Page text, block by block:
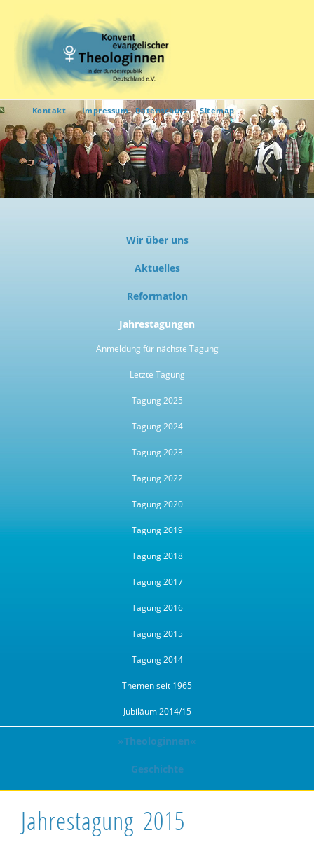
Kontakt Impressum Datenschutz Sitemap
Wir über uns
Aktuelles
Reformation
Jahrestagungen
Anmeldung für nächste Tagung
Letzte Tagung
Tagung 2025
Tagung 2024
Tagung 2023
Tagung 2022
Tagung 2020
Tagung 2019
Tagung 2018
Tagung 2017
Tagung 2016
Tagung 2015
Tagung 2014
Themen seit 1965
Jubiläum 2014/15
»Theologinnen«
Geschichte
Jahrestagung 2015